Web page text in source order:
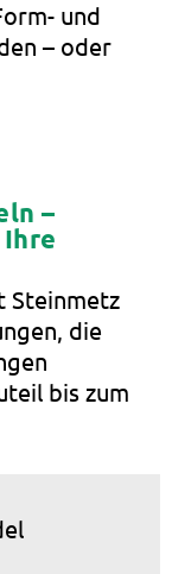
und
– oder
–
Steinmetz
die
bis zum